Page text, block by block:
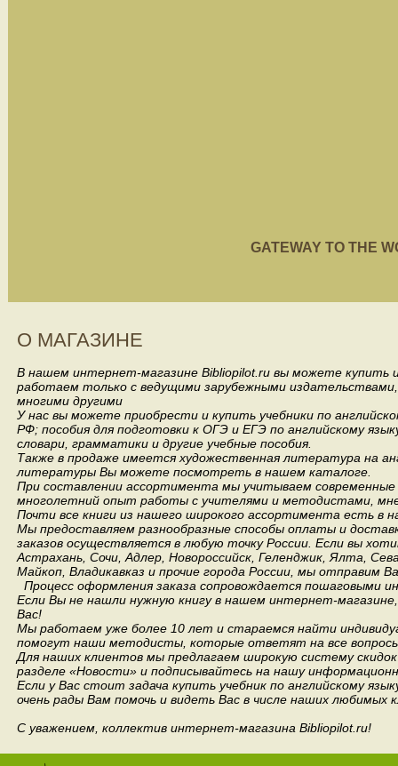
GATEWAY TO THE
О МАГАЗИНЕ
В нашем интернет-магазине Bibliopilot.ru вы можете купить
работаем только с ведущими зарубежными издательствами,
многими другими
У нас вы можете приобрести и купить учебники по
РФ; пособия для подготовки к ОГЭ и ЕГЭ по английскому
словари, грамматики и другие учебные пособия.
Также в продаже имеется художественная литература на
литературы Вы можете посмотреть в нашем каталоге.
При составлении ассортимента мы учитываем
многолетний опыт работы с учителями и методистами,
Почти все книги из нашего широкого ассортимента есть в
Мы предоставляем разнообразные способы оплаты и
заказов осуществляется в любую точку России. Если вы
Астрахань, Сочи, Адлер, Новороссийск, Геленджик, Ялта,
Майкоп, Владикавказ и прочие города России, мы отправим
Процесс оформления заказа сопровождается пошаговыми
Если Вы не нашли нужную книгу в нашем интернет-
Вас!
Мы работаем уже более 10 лет и стараемся найти
помогут наши методисты, которые ответят на все
Для наших клиентов мы предлагаем широкую систему
разделе «Новости» и подписывайтесь на нашу
Если у Вас стоит задача купить учебник по английскому
очень рады Вам помочь и видеть Вас в числе наших любимых
С уважением, коллектив интернет-магазина Bibliopilot.ru!